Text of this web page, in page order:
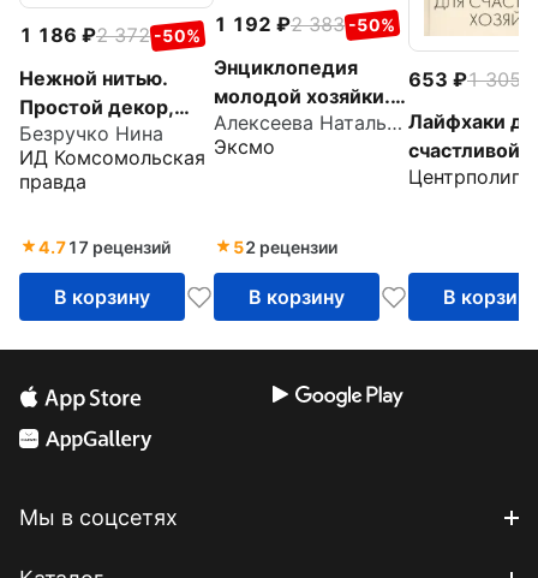
1 186 2 372 -50%
Нежной нитью.
Простой декор,
уютная вышивка и
домашняя выпечка
Безручко Нина
ИД Комсомольская
правда
4.717 рецензий
В корзину
1 192 2 383 -50%
Энциклопедия
молодой хозяйки.
Полный
иллюстрированный
Алексеева Наталья Сергеевна
Эксмо
52 рецензии
В корзину
653 1 305
Лайфхаки
счастливой
В корзину
Мы в соцсетях